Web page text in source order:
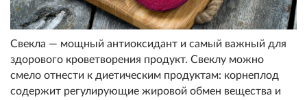
Свекла — мощный антиоксидант и самый важный для
здорового кроветворения продукт. Свеклу можно
смело отнести к диетическим продуктам: корнеплод
содержит регулирующие жировой обмен вещества и